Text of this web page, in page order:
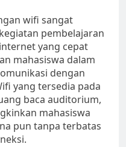
wifi sangat
pembelajaran
yang cepat
mahasiswa dalam
dengan
yang tersedia pada
baca auditorium,
mahasiswa
pun tanpa terbatas